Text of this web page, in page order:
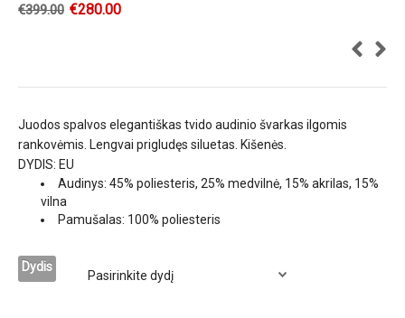
€399.00 €280.00
Juodos spalvos elegantiškas tvido audinio švarkas ilgomis
rankovėmis. Lengvai prigludęs siluetas. Kišenės.
DYDIS: EU
Audinys: 45% poliesteris, 25% medvilnė, 15% akrilas, 15%
vilna
Pamušalas: 100% poliesteris
Dydis